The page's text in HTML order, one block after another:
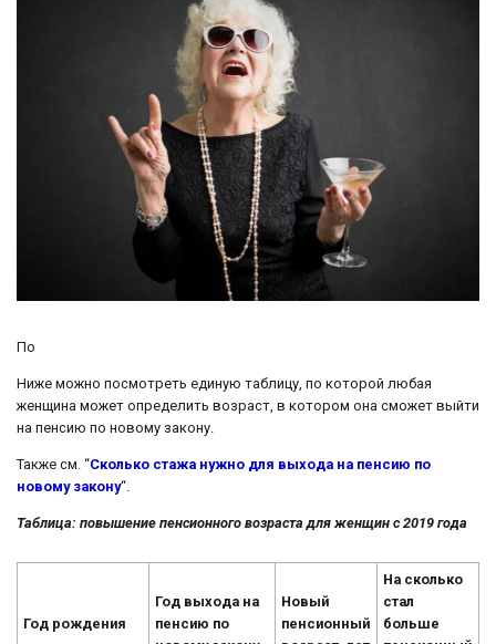
По
Ниже можно посмотреть единую таблицу, по которой любая
женщина может определить возраст, в котором она сможет выйти
на пенсию по новому закону.
Также см. “Сколько стажа нужно для выхода на пенсию по
новому закону“.
Таблица: повышение пенсионного возраста для женщин с 2019 года
Год рождения
Год выхода на
пенсию по
Новый
пенсионный
На сколько
стал
больше